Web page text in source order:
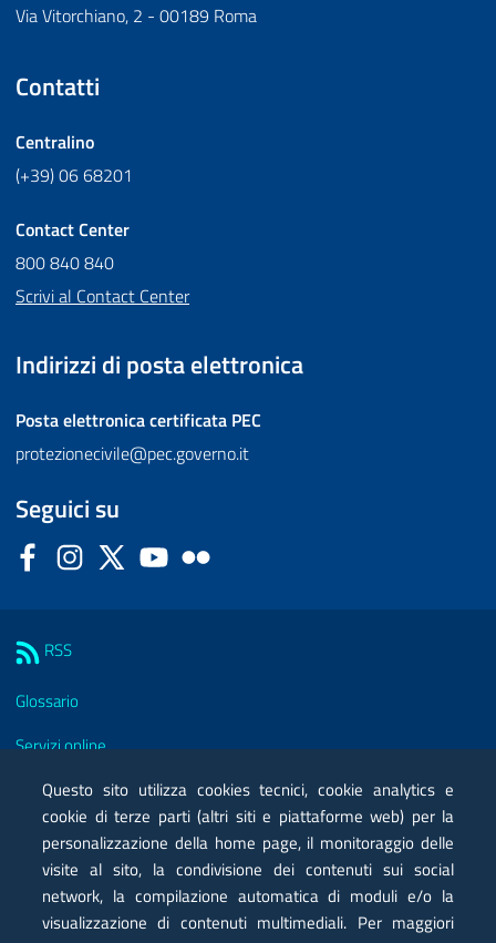
Via Vitorchiano, 2 - 00189 Roma
Contatti
Centralino
(+39) 06 68201
Contact Center
800 840 840
Scrivi al Contact Center
Indirizzi di posta elettronica
Posta elettronica certificata PEC
protezionecivile@pec.governo.it
Seguici su
FacebookInstagram
Twitter YouTube
RSS
Glossario
Servizi online
Moduli
Posta elettronica certificata PEC
Privacy
Note legali
Questo sito utilizza cookies tecnici, cookie analytics e
cookie di terze parti (altri siti e piattaforme web) per la
personalizzazione della home page, il monitoraggio delle
visite al sito, la condivisione dei contenuti sui social
network, la compilazione automatica di moduli e/o la
visualizzazione di contenuti multimediali. Per maggiori